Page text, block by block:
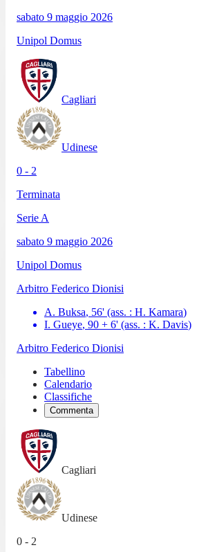
sabato 9 maggio 2026
Unipol Domus
Cagliari
Udinese
0 - 2
Terminata
Serie A
sabato 9 maggio 2026
Unipol Domus
Arbitro Federico Dionisi
A. Buksa, 56' (ass. : H. Kamara)
I. Gueye, 90 + 6' (ass. : K. Davis)
Arbitro Federico Dionisi
Tabellino
Calendario
Classifiche
Commenta
Cagliari
Udinese
0 - 2